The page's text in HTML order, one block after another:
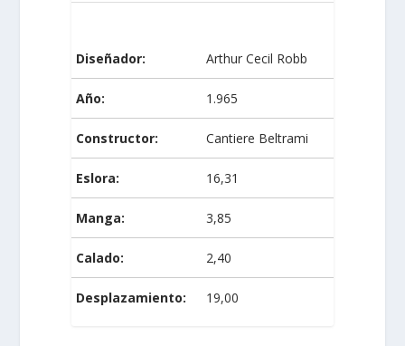
Diseñador: Arthur Cecil Robb
Año: 1.965
Constructor: Cantiere Beltrami
Eslora: 16,31
Manga: 3,85
Calado: 2,40
Desplazamiento: 19,00